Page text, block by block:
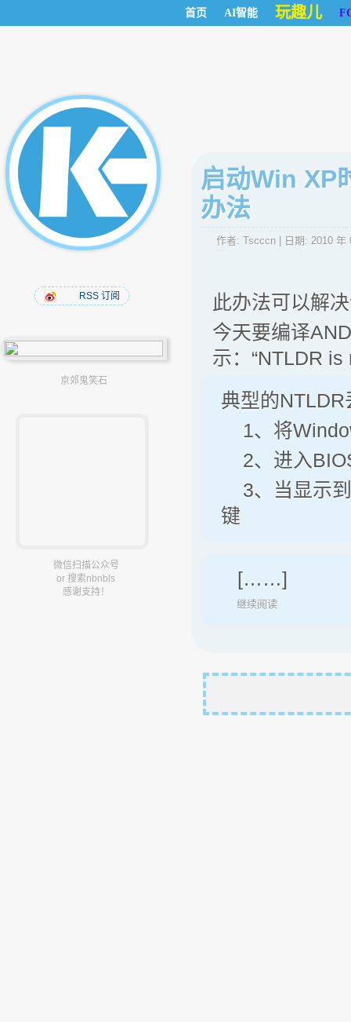
首页 AI智能 玩趣儿
RSS 订阅
京郊鬼笑石
微信扫描公众号
or 搜索nbnbls
感谢支持！
启动Win XP
办法
作者: Tscccn | 日期: 2010 年
此办法可以解
今天要编译
示：“NTLDR
典型的
1、将
2、进入
3、当显示到
键
[……]
继续阅读